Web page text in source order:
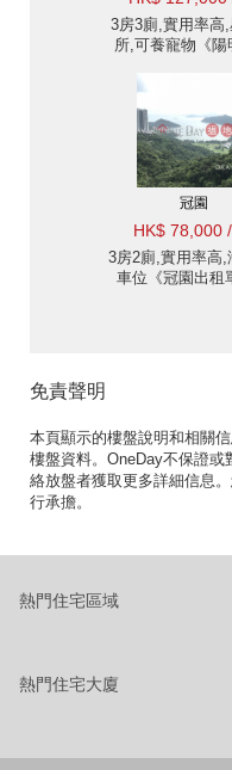
3房3廁,實用率高
所,可養寵物《陽
冠園
HK$ 78,000
3房2廁,實用率高,
車位《冠園出租
免責聲明
本頁顯示的樓盤說明和相關
樓盤資料。OneDay不保證
絡放盤者獲取更多詳細信息
行承擔。
熱門住宅區域
熱門住宅大廈